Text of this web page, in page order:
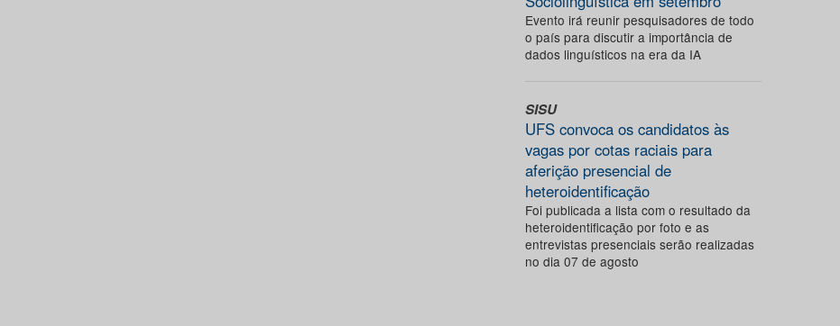
Evento irá reunir pesquisadores de todo
o país para discutir a importância de
dados linguísticos na era da IA
SISU
UFS convoca os candidatos às
vagas por cotas raciais para
aferição presencial de
heteroidentificação
Foi publicada a lista com o resultado da
heteroidentificação por foto e as
entrevistas presenciais serão realizadas
no dia 07 de agosto